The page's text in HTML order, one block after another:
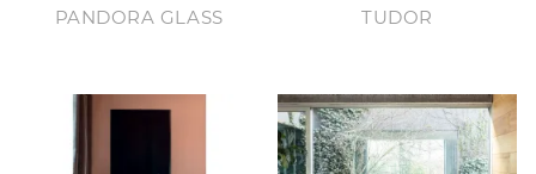
PANDORA GLASS TUDOR